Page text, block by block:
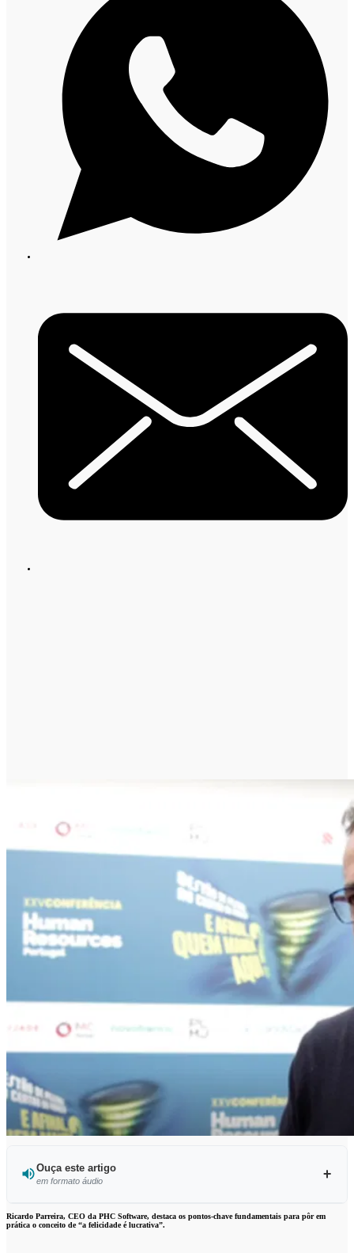
Ouça este artigo
em formato áudio
Ouvir este artigo
Ricardo Parreira, CEO da PHC Software, destaca os pontos-chave fundamentais para pôr em
prática o conceito de “a felicidade é lucrativa”.